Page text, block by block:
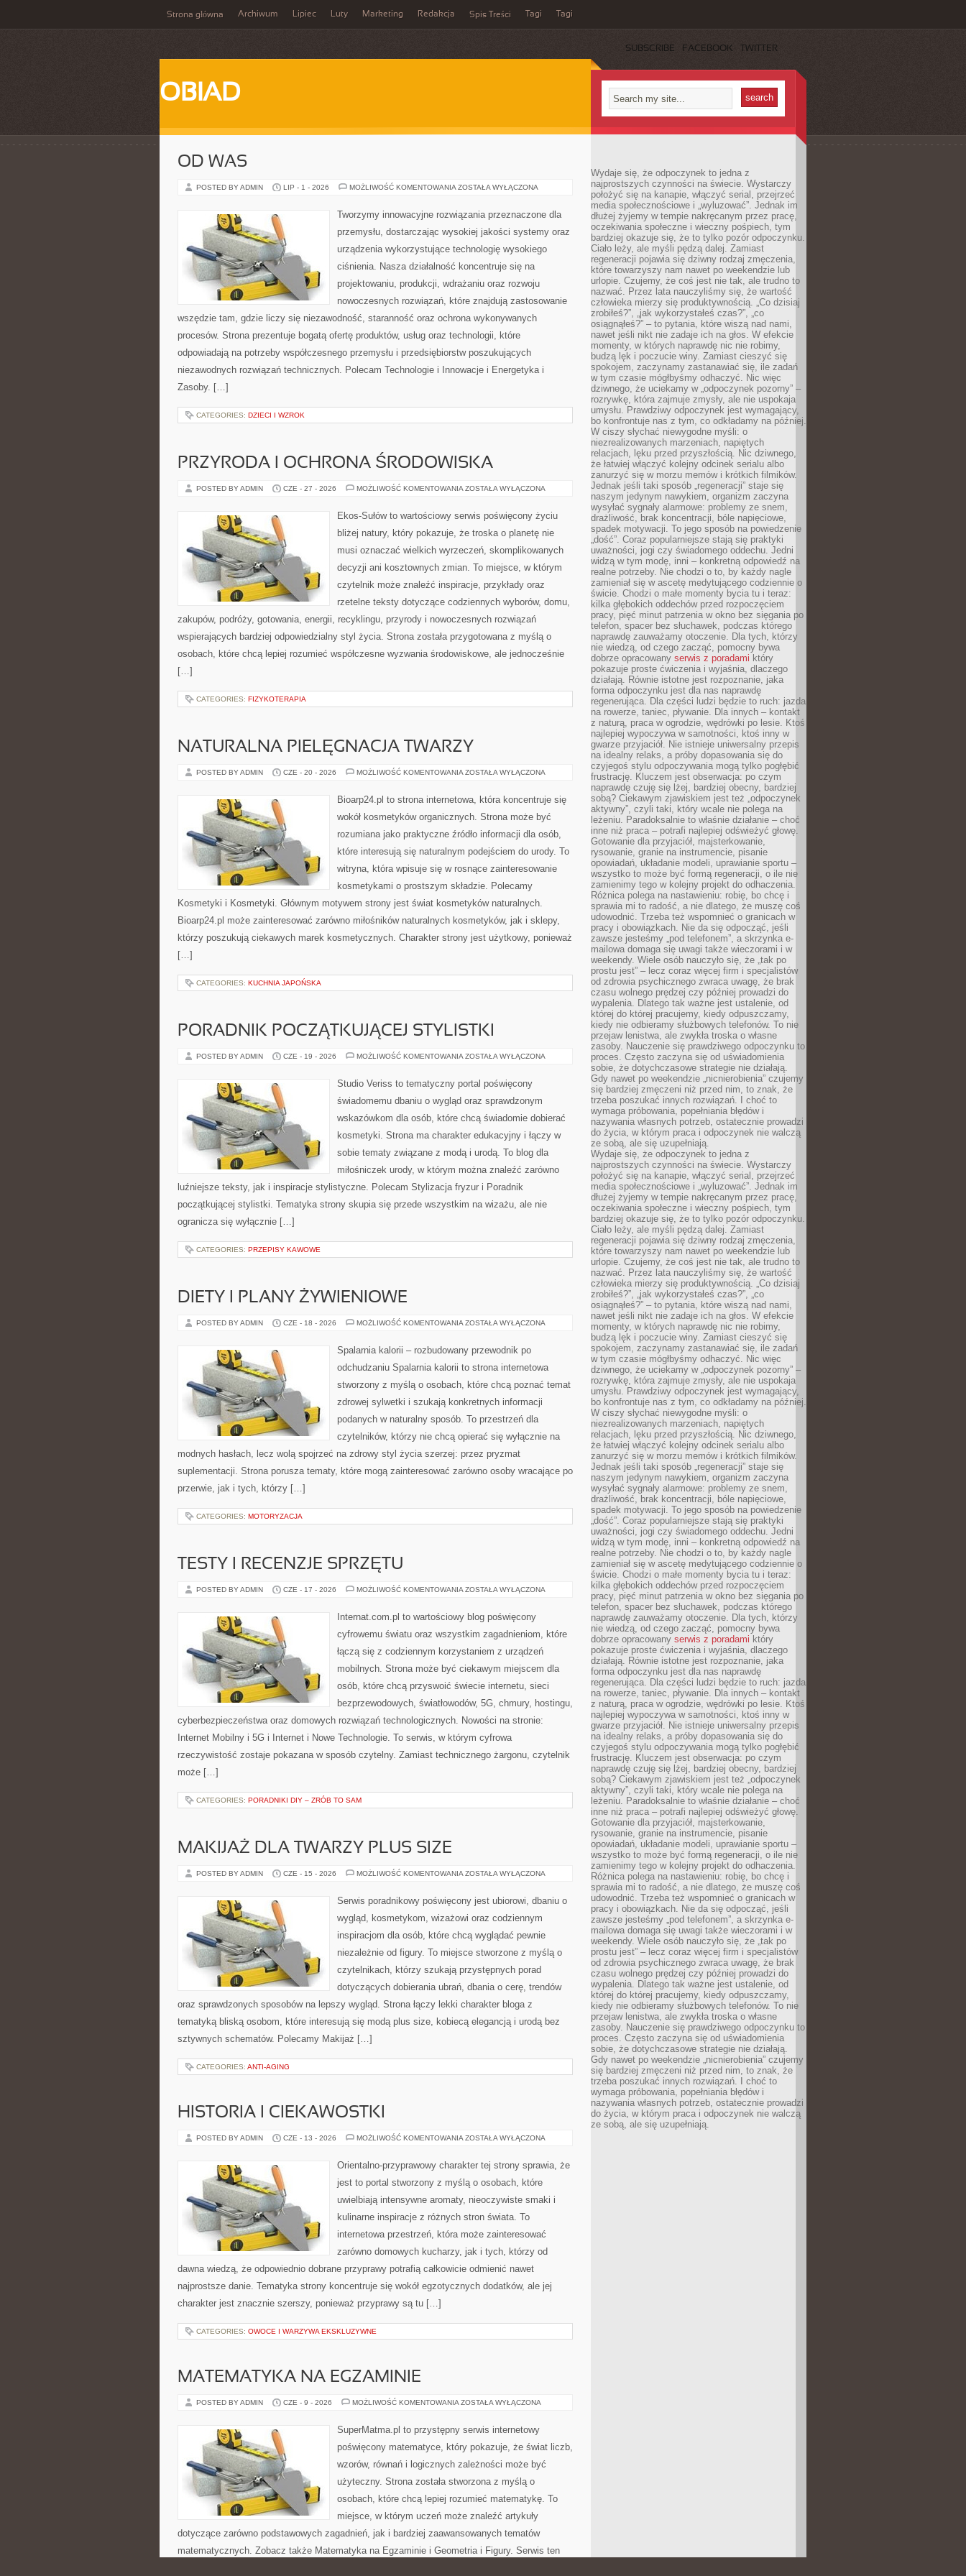
Strona główna Archiwum Lipiec Luty Marketing Redakcja Spis Treści Tagi Tagi
SUBSCRIBE FACEBOOK TWITTER
OBIAD
OD WAS
POSTED BY ADMIN LIP - 1 - 2026 MOŻLIWOŚĆ KOMENTOWANIA OD
ZOSTAŁA WYŁĄCZONA
Tworzymy innowacyjne rozwiązania przeznaczone dla
przemysłu, dostarczając wysokiej jakości systemy oraz
urządzenia wykorzystujące technologię wysokiego
ciśnienia. Nasza działalność koncentruje się na
projektowaniu, produkcji, wdrażaniu oraz rozwoju
nowoczesnych rozwiązań, które znajdują zastosowanie
wszędzie tam, gdzie liczy się niezawodność, staranność oraz ochrona wykonywanych
procesów. Strona prezentuje bogatą ofertę produktów, usług oraz technologii, które
odpowiadają na potrzeby współczesnego przemysłu i przedsiębiorstw poszukujących
niezawodnych rozwiązań technicznych. Polecam Technologie i Innowacje i Energetyka i
Zasoby. […]
CATEGORIES: DZIECI I WZROK
PRZYRODA I OCHRONA ŚRODOWISKA
POSTED BY ADMIN CZE - 27 - 2026 MOŻLIWOŚĆ KOMENTOWANIA PRZYRODA
ŚRODOWISKA
ZOSTAŁA WYŁĄCZONA
Ekos-Sułów to wartościowy serwis poświęcony życiu
bliżej natury, który pokazuje, że troska o planetę nie
musi oznaczać wielkich wyrzeczeń, skomplikowanych
decyzji ani kosztownych zmian. To miejsce, w którym
czytelnik może znaleźć inspiracje, przykłady oraz
rzetelne teksty dotyczące codziennych wyborów, domu,
zakupów, podróży, gotowania, energii, recyklingu, przyrody i nowoczesnych rozwiązań
wspierających bardziej odpowiedzialny styl życia. Strona została przygotowana z myślą o
osobach, które chcą lepiej rozumieć współczesne wyzwania środowiskowe, ale jednocześnie
[…]
CATEGORIES: FIZYKOTERAPIA
NATURALNA PIELĘGNACJA TWARZY
POSTED BY ADMIN CZE - 20 - 2026 MOŻLIWOŚĆ KOMENTOWANIA NATURALNA
ZOSTAŁA WYŁĄCZONA
Bioarp24.pl to strona internetowa, która koncentruje się
wokół kosmetyków organicznych. Strona może być
rozumiana jako praktyczne źródło informacji dla osób,
które interesują się naturalnym podejściem do urody. To
witryna, która wpisuje się w rosnące zainteresowanie
kosmetykami o prostszym składzie. Polecamy
Kosmetyki i Kosmetyki. Głównym motywem strony jest świat kosmetyków naturalnych.
Bioarp24.pl może zainteresować zarówno miłośników naturalnych kosmetyków, jak i sklepy,
którzy poszukują ciekawych marek kosmetycznych. Charakter strony jest użytkowy, ponieważ
[…]
CATEGORIES: KUCHNIA JAPOŃSKA
PORADNIK POCZĄTKUJĄCEJ STYLISTKI
POSTED BY ADMIN CZE - 19 - 2026 MOŻLIWOŚĆ KOMENTOWANIA PORADNIK
ZOSTAŁA WYŁĄCZONA
Studio Veriss to tematyczny portal poświęcony
świadomemu dbaniu o wygląd oraz sprawdzonym
wskazówkom dla osób, które chcą świadomie dobierać
kosmetyki. Strona ma charakter edukacyjny i łączy w
sobie tematy związane z modą i urodą. To blog dla
miłośniczek urody, w którym można znaleźć zarówno
luźniejsze teksty, jak i inspiracje stylistyczne. Polecam Stylizacja fryzur i Poradnik
początkującej stylistki. Tematyka strony skupia się przede wszystkim na wizażu, ale nie
ogranicza się wyłącznie […]
CATEGORIES: PRZEPISY KAWOWE
DIETY I PLANY ŻYWIENIOWE
POSTED BY ADMIN CZE - 18 - 2026 MOŻLIWOŚĆ KOMENTOWANIA DIETY
ŻYWIENIOWE
ZOSTAŁA WYŁĄCZONA
Spalarnia kalorii – rozbudowany przewodnik po
odchudzaniu Spalarnia kalorii to strona internetowa
stworzony z myślą o osobach, które chcą poznać temat
zdrowej sylwetki i szukają konkretnych informacji
podanych w naturalny sposób. To przestrzeń dla
czytelników, którzy nie chcą opierać się wyłącznie na
modnych hasłach, lecz wolą spojrzeć na zdrowy styl życia szerzej: przez pryzmat
suplementacji. Strona porusza tematy, które mogą zainteresować zarówno osoby wracające po
przerwie, jak i tych, którzy […]
CATEGORIES: MOTORYZACJA
TESTY I RECENZJE SPRZĘTU
POSTED BY ADMIN CZE - 17 - 2026 MOŻLIWOŚĆ KOMENTOWANIA TESTY
SPRZĘTU
ZOSTAŁA WYŁĄCZONA
Internat.com.pl to wartościowy blog poświęcony
cyfrowemu światu oraz wszystkim zagadnieniom, które
łączą się z codziennym korzystaniem z urządzeń
mobilnych. Strona może być ciekawym miejscem dla
osób, które chcą przyswoić świecie internetu, sieci
bezprzewodowych, światłowodów, 5G, chmury, hostingu,
cyberbezpieczeństwa oraz domowych rozwiązań technologicznych. Nowości na stronie:
Internet Mobilny i 5G i Internet i Nowe Technologie. To serwis, w którym cyfrowa
rzeczywistość zostaje pokazana w sposób czytelny. Zamiast technicznego żargonu, czytelnik
może […]
CATEGORIES: PORADNIKI DIY – ZRÓB TO SAM
MAKIJAŻ DLA TWARZY PLUS SIZE
POSTED BY ADMIN CZE - 15 - 2026 MOŻLIWOŚĆ KOMENTOWANIA MAKIJAŻ
PLUS
SIZE
ZOSTAŁA WYŁĄCZONA
Serwis poradnikowy poświęcony jest ubiorowi, dbaniu o
wygląd, kosmetykom, wizażowi oraz codziennym
inspiracjom dla osób, które chcą wyglądać pewnie
niezależnie od figury. To miejsce stworzone z myślą o
czytelnikach, którzy szukają przystępnych porad
dotyczących dobierania ubrań, dbania o cerę, trendów
oraz sprawdzonych sposobów na lepszy wygląd. Strona łączy lekki charakter bloga z
tematyką bliską osobom, które interesują się modą plus size, kobiecą elegancją i urodą bez
sztywnych schematów. Polecamy Makijaż […]
CATEGORIES: ANTI-AGING
HISTORIA I CIEKAWOSTKI
POSTED BY ADMIN CZE - 13 - 2026 MOŻLIWOŚĆ KOMENTOWANIA HISTORIA
ZOSTAŁA WYŁĄCZONA
Orientalno-przyprawowy charakter tej strony sprawia, że
jest to portal stworzony z myślą o osobach, które
uwielbiają intensywne aromaty, nieoczywiste smaki i
kulinarne inspiracje z różnych stron świata. To
internetowa przestrzeń, która może zainteresować
zarówno domowych kucharzy, jak i tych, którzy od
dawna wiedzą, że odpowiednio dobrane przyprawy potrafią całkowicie odmienić nawet
najprostsze danie. Tematyka strony koncentruje się wokół egzotycznych dodatków, ale jej
charakter jest znacznie szerszy, ponieważ przyprawy są tu […]
CATEGORIES: OWOCE I WARZYWA EKSKLUZYWNE
MATEMATYKA NA EGZAMINIE
POSTED BY ADMIN CZE - 9 - 2026 MOŻLIWOŚĆ KOMENTOWANIA MATEMATYKA
ZOSTAŁA WYŁĄCZONA
SuperMatma.pl to przystępny serwis internetowy
poświęcony matematyce, który pokazuje, że świat liczb,
wzorów, równań i logicznych zależności może być
użyteczny. Strona została stworzona z myślą o
osobach, które chcą lepiej rozumieć matematykę. To
miejsce, w którym uczeń może znaleźć artykuły
dotyczące zarówno podstawowych zagadnień, jak i bardziej zaawansowanych tematów
matematycznych. Zobacz także Matematyka na Egzaminie i Geometria i Figury. Serwis ten
Wydaje się, że odpoczynek to jedna z
najprostszych czynności na świecie. Wystarczy
położyć się na kanapie, włączyć serial, przejrzeć
media społecznościowe i „wyluzować”. Jednak im
dłużej żyjemy w tempie nakręcanym przez pracę,
oczekiwania społeczne i wieczny pośpiech, tym
bardziej okazuje się, że to tylko pozór odpoczynku.
Ciało leży, ale myśli pędzą dalej. Zamiast
regeneracji pojawia się dziwny rodzaj zmęczenia,
które towarzyszy nam nawet po weekendzie lub
urlopie. Czujemy, że coś jest nie tak, ale trudno to
nazwać. Przez lata nauczyliśmy się, że wartość
człowieka mierzy się produktywnością. „Co dzisiaj
zrobiłeś?”, „jak wykorzystałeś czas?”, „co
osiągnąłeś?” – to pytania, które wiszą nad nami,
nawet jeśli nikt nie zadaje ich na głos. W efekcie
momenty, w których naprawdę nic nie robimy,
budzą lęk i poczucie winy. Zamiast cieszyć się
spokojem, zaczynamy zastanawiać się, ile zadań
w tym czasie mógłbyśmy odhaczyć. Nic więc
dziwnego, że uciekamy w „odpoczynek pozorny” –
rozrywkę, która zajmuje zmysły, ale nie uspokaja
umysłu. Prawdziwy odpoczynek jest wymagający,
bo konfrontuje nas z tym, co odkładamy na później.
W ciszy słychać niewygodne myśli: o
niezrealizowanych marzeniach, napiętych
relacjach, lęku przed przyszłością. Nic dziwnego,
że łatwiej włączyć kolejny odcinek serialu albo
zanurzyć się w morzu memów i krótkich filmików.
Jednak jeśli taki sposób „regeneracji” staje się
naszym jedynym nawykiem, organizm zaczyna
wysyłać sygnały alarmowe: problemy ze snem,
drażliwość, brak koncentracji, bóle napięciowe,
spadek motywacji. To jego sposób na powiedzenie
„dość”. Coraz popularniejsze stają się praktyki
uważności, jogi czy świadomego oddechu. Jedni
widzą w tym modę, inni – konkretną odpowiedź na
realne potrzeby. Nie chodzi o to, by każdy nagle
zamieniał się w ascetę medytującego codziennie o
świcie. Chodzi o małe momenty bycia tu i teraz:
kilka głębokich oddechów przed rozpoczęciem
pracy, pięć minut patrzenia w okno bez sięgania po
telefon, spacer bez słuchawek, podczas którego
naprawdę zauważamy otoczenie. Dla tych, którzy
nie wiedzą, od czego zacząć, pomocny bywa
dobrze opracowany serwis z poradami który
pokazuje proste ćwiczenia i wyjaśnia, dlaczego
działają. Równie istotne jest rozpoznanie, jaka
forma odpoczynku jest dla nas naprawdę
regenerująca. Dla części ludzi będzie to ruch: jazda
na rowerze, taniec, pływanie. Dla innych – kontakt
z naturą, praca w ogrodzie, wędrówki po lesie. Ktoś
najlepiej wypoczywa w samotności, ktoś inny w
gwarze przyjaciół. Nie istnieje uniwersalny przepis
na idealny relaks, a próby dopasowania się do
czyjegoś stylu odpoczywania mogą tylko pogłębić
frustrację. Kluczem jest obserwacja: po czym
naprawdę czuję się lżej, bardziej obecny, bardziej
sobą? Ciekawym zjawiskiem jest też „odpoczynek
aktywny”, czyli taki, który wcale nie polega na
leżeniu. Paradoksalnie to właśnie działanie – choć
inne niż praca – potrafi najlepiej odświeżyć głowę.
Gotowanie dla przyjaciół, majsterkowanie,
rysowanie, granie na instrumencie, pisanie
opowiadań, układanie modeli, uprawianie sportu –
wszystko to może być formą regeneracji, o ile nie
zamienimy tego w kolejny projekt do odhaczenia.
Różnica polega na nastawieniu: robię, bo chcę i
sprawia mi to radość, a nie dlatego, że muszę coś
udowodnić. Trzeba też wspomnieć o granicach w
pracy i obowiązkach. Nie da się odpocząć, jeśli
zawsze jesteśmy „pod telefonem”, a skrzynka e-
mailowa domaga się uwagi także wieczorami i w
weekendy. Wiele osób nauczyło się, że „tak po
prostu jest” – lecz coraz więcej firm i specjalistów
od zdrowia psychicznego zwraca uwagę, że brak
czasu wolnego prędzej czy później prowadzi do
wypalenia. Dlatego tak ważne jest ustalenie, od
której do której pracujemy, kiedy odpuszczamy,
kiedy nie odbieramy służbowych telefonów. To nie
przejaw lenistwa, ale zwykła troska o własne
zasoby. Nauczenie się prawdziwego odpoczynku to
proces. Często zaczyna się od uświadomienia
sobie, że dotychczasowe strategie nie działają.
Gdy nawet po weekendzie „nicnierobienia” czujemy
się bardziej zmęczeni niż przed nim, to znak, że
trzeba poszukać innych rozwiązań. I choć to
wymaga próbowania, popełniania błędów i
nazywania własnych potrzeb, ostatecznie prowadzi
do życia, w którym praca i odpoczynek nie walczą
ze sobą, ale się uzupełniają.
Wydaje się, że odpoczynek to jedna z
najprostszych czynności na świecie. Wystarczy
położyć się na kanapie, włączyć serial, przejrzeć
media społecznościowe i „wyluzować”. Jednak im
dłużej żyjemy w tempie nakręcanym przez pracę,
oczekiwania społeczne i wieczny pośpiech, tym
bardziej okazuje się, że to tylko pozór odpoczynku.
Ciało leży, ale myśli pędzą dalej. Zamiast
regeneracji pojawia się dziwny rodzaj zmęczenia,
które towarzyszy nam nawet po weekendzie lub
urlopie. Czujemy, że coś jest nie tak, ale trudno to
nazwać. Przez lata nauczyliśmy się, że wartość
człowieka mierzy się produktywnością. „Co dzisiaj
zrobiłeś?”, „jak wykorzystałeś czas?”, „co
osiągnąłeś?” – to pytania, które wiszą nad nami,
nawet jeśli nikt nie zadaje ich na głos. W efekcie
momenty, w których naprawdę nic nie robimy,
budzą lęk i poczucie winy. Zamiast cieszyć się
spokojem, zaczynamy zastanawiać się, ile zadań
w tym czasie mógłbyśmy odhaczyć. Nic więc
dziwnego, że uciekamy w „odpoczynek pozorny” –
rozrywkę, która zajmuje zmysły, ale nie uspokaja
umysłu. Prawdziwy odpoczynek jest wymagający,
bo konfrontuje nas z tym, co odkładamy na później.
W ciszy słychać niewygodne myśli: o
niezrealizowanych marzeniach, napiętych
relacjach, lęku przed przyszłością. Nic dziwnego,
że łatwiej włączyć kolejny odcinek serialu albo
zanurzyć się w morzu memów i krótkich filmików.
Jednak jeśli taki sposób „regeneracji” staje się
naszym jedynym nawykiem, organizm zaczyna
wysyłać sygnały alarmowe: problemy ze snem,
drażliwość, brak koncentracji, bóle napięciowe,
spadek motywacji. To jego sposób na powiedzenie
„dość”. Coraz popularniejsze stają się praktyki
uważności, jogi czy świadomego oddechu. Jedni
widzą w tym modę, inni – konkretną odpowiedź na
realne potrzeby. Nie chodzi o to, by każdy nagle
zamieniał się w ascetę medytującego codziennie o
świcie. Chodzi o małe momenty bycia tu i teraz:
kilka głębokich oddechów przed rozpoczęciem
pracy, pięć minut patrzenia w okno bez sięgania po
telefon, spacer bez słuchawek, podczas którego
naprawdę zauważamy otoczenie. Dla tych, którzy
nie wiedzą, od czego zacząć, pomocny bywa
dobrze opracowany serwis z poradami który
pokazuje proste ćwiczenia i wyjaśnia, dlaczego
działają. Równie istotne jest rozpoznanie, jaka
forma odpoczynku jest dla nas naprawdę
regenerująca. Dla części ludzi będzie to ruch: jazda
na rowerze, taniec, pływanie. Dla innych – kontakt
z naturą, praca w ogrodzie, wędrówki po lesie. Ktoś
najlepiej wypoczywa w samotności, ktoś inny w
gwarze przyjaciół. Nie istnieje uniwersalny przepis
na idealny relaks, a próby dopasowania się do
czyjegoś stylu odpoczywania mogą tylko pogłębić
frustrację. Kluczem jest obserwacja: po czym
naprawdę czuję się lżej, bardziej obecny, bardziej
sobą? Ciekawym zjawiskiem jest też „odpoczynek
aktywny”, czyli taki, który wcale nie polega na
leżeniu. Paradoksalnie to właśnie działanie – choć
inne niż praca – potrafi najlepiej odświeżyć głowę.
Gotowanie dla przyjaciół, majsterkowanie,
rysowanie, granie na instrumencie, pisanie
opowiadań, układanie modeli, uprawianie sportu –
wszystko to może być formą regeneracji, o ile nie
zamienimy tego w kolejny projekt do odhaczenia.
Różnica polega na nastawieniu: robię, bo chcę i
sprawia mi to radość, a nie dlatego, że muszę coś
udowodnić. Trzeba też wspomnieć o granicach w
pracy i obowiązkach. Nie da się odpocząć, jeśli
zawsze jesteśmy „pod telefonem”, a skrzynka e-
mailowa domaga się uwagi także wieczorami i w
weekendy. Wiele osób nauczyło się, że „tak po
prostu jest” – lecz coraz więcej firm i specjalistów
od zdrowia psychicznego zwraca uwagę, że brak
czasu wolnego prędzej czy później prowadzi do
wypalenia. Dlatego tak ważne jest ustalenie, od
której do której pracujemy, kiedy odpuszczamy,
kiedy nie odbieramy służbowych telefonów. To nie
przejaw lenistwa, ale zwykła troska o własne
zasoby. Nauczenie się prawdziwego odpoczynku to
proces. Często zaczyna się od uświadomienia
sobie, że dotychczasowe strategie nie działają.
Gdy nawet po weekendzie „nicnierobienia” czujemy
się bardziej zmęczeni niż przed nim, to znak, że
trzeba poszukać innych rozwiązań. I choć to
wymaga próbowania, popełniania błędów i
nazywania własnych potrzeb, ostatecznie prowadzi
do życia, w którym praca i odpoczynek nie walczą
ze sobą, ale się uzupełniają.